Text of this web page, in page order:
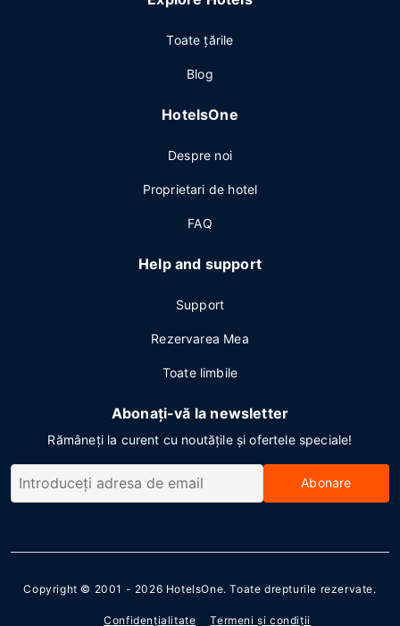
Toate ţările
Blog
HotelsOne
Despre noi
Proprietari de hotel
FAQ
Help and support
Support
Rezervarea Mea
Toate limbile
Abonați-vă la newsletter
Rămâneți la curent cu noutățile și ofertele speciale!
Abonare
Copyright © 2001 - 2026 HotelsOne. Toate drepturile rezervate.
Confidenţialitate Termeni şi condiţii